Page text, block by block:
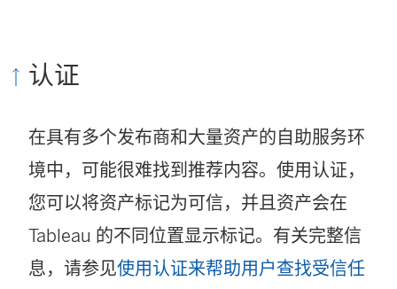
认证
在具有多个发布商和大量资产的自助服务环
境中，可能很难找到推荐内容。使用认证，
您可以将资产标记为可信，并且资产会在
Tableau 的不同位置显示标记。有关完整信
息，请参见使用认证来帮助用户查找受信任